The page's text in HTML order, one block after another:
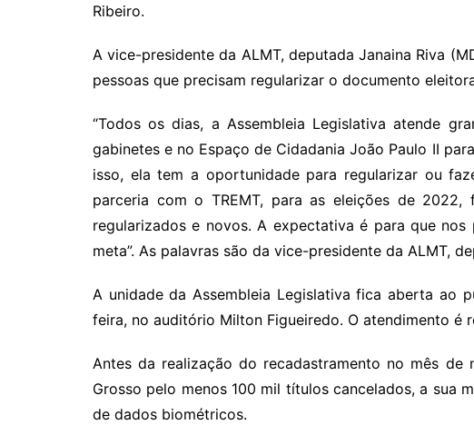
Ribeiro.
A vice-presidente da ALMT, deputada Janaina Riva
pessoas que precisam regularizar o documento
“Todos os dias, a Assembleia Legislativa atende
gabinetes e no Espaço de Cidadania João Paulo II
isso, ela tem a oportunidade para regularizar ou
parceria com o TREMT, para as eleições de
regularizados e novos. A expectativa é para que
meta”. As palavras são da vice-presidente da ALMT,
A unidade da Assembleia Legislativa fica aberta ao
feira, no auditório Milton Figueiredo. O atendimento é
Antes da realização do recadastramento no mês de
Grosso pelo menos 100 mil títulos cancelados, a sua
de dados biométricos.